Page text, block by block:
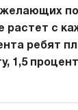
растет с
ребят
1,5